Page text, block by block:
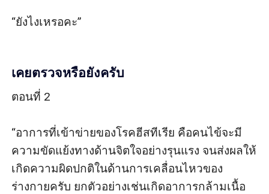
“ยังไงเหรอคะ”
เคยตรวจหรือยังครับ
ตอนที่ 2
“อาการที่เข้าข่ายของโรคฮีสทีเรีย คือคนไข้จะมี
ความขัดแย้งทางด้านจิตใจอย่างรุนแรง จนส่งผลให้
เกิดความผิดปกติในด้านการเคลื่อนไหวของ
ร่างกายครับ ยกตัวอย่างเช่นเกิดอาการกล้ามเนื้อ